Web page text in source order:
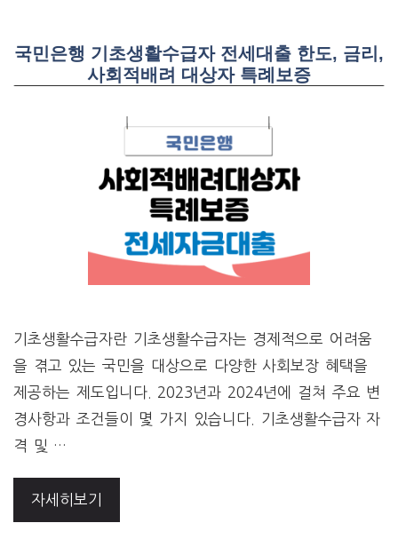
국민은행 기초생활수급자 전세대출 한도, 금리,
사회적배려 대상자 특례보증
기초생활수급자란 기초생활수급자는 경제적으로 어려움
을 겪고 있는 국민을 대상으로 다양한 사회보장 혜택을
제공하는 제도입니다. 2023년과 2024년에 걸쳐 주요 변
경사항과 조건들이 몇 가지 있습니다. 기초생활수급자 자
격 및 …
자세히보기